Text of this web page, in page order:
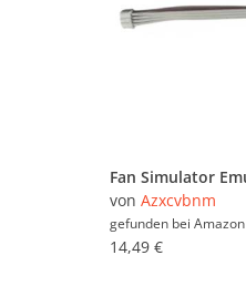
von Azxcvbnm
gefunden bei Amazon
14,49 €